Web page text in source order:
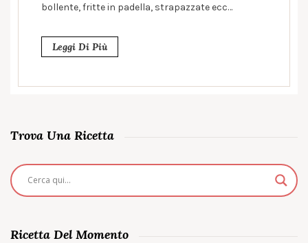
bollente, fritte in padella, strapazzate ecc…
Leggi Di Più
Trova Una Ricetta
Ricetta Del Momento